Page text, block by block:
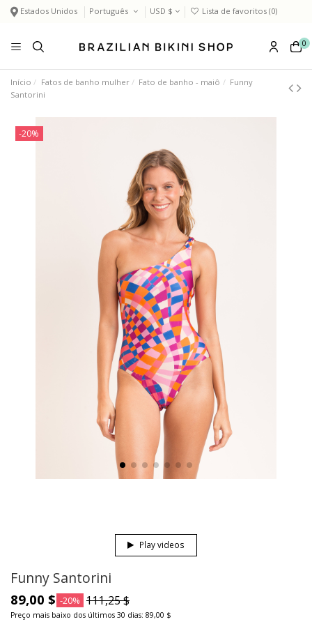
Estados Unidos Português USD $ Lista de favoritos (0)
0
Início Fatos de banho mulher Fato de banho - maiô
Funny
Santorini
-20%
Play videos
Funny Santorini
89,00 $ -20% 111,25 $
Preço mais baixo dos últimos 30 dias: 89,00 $